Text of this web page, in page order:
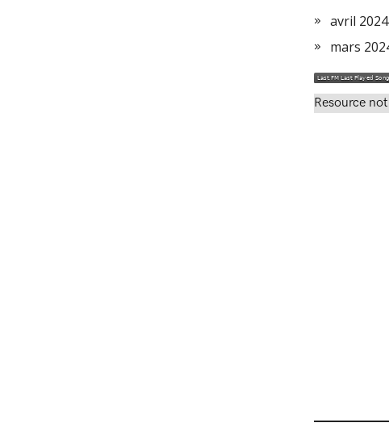
avril 2024
mars